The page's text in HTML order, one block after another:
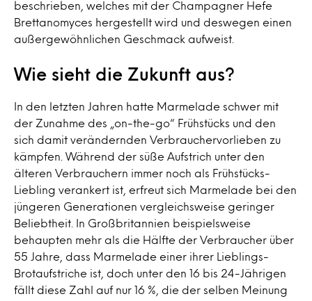
beschrieben, welches mit der Champagner Hefe
Brettanomyces hergestellt wird und deswegen einen
außergewöhnlichen Geschmack aufweist.
Wie sieht die Zukunft aus?
In den letzten Jahren hatte Marmelade schwer mit
der Zunahme des „on-the-go“ Frühstücks und den
sich damit verändernden Verbrauchervorlieben zu
kämpfen. Während der süße Aufstrich unter den
älteren Verbrauchern immer noch als Frühstücks-
Liebling verankert ist, erfreut sich Marmelade bei den
jüngeren Generationen vergleichsweise geringer
Beliebtheit. In Großbritannien beispielsweise
behaupten mehr als die Hälfte der Verbraucher über
55 Jahre, dass Marmelade einer ihrer Lieblings-
Brotaufstriche ist, doch unter den 16 bis 24-Jährigen
fällt diese Zahl auf nur 16 %, die der selben Meinung